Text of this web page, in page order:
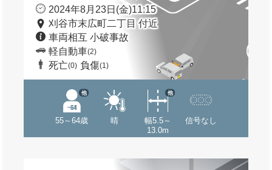
2024年8月23日(金)11:15
刈谷市末広町二丁目 付近
車両相互 小破事故
軽自動車(2)
死亡(0) 負傷(1)
55～64歳
他
晴
幅5.5～
13.0m
他
信号なし